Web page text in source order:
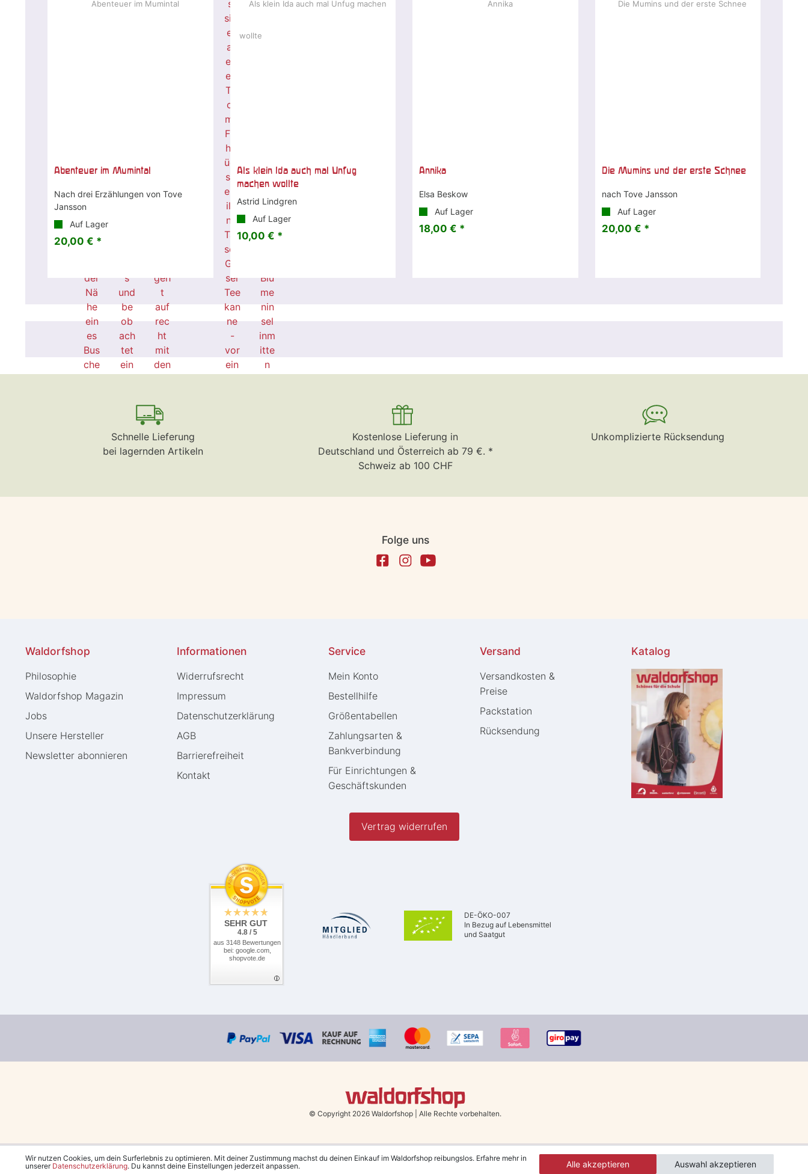
Abenteuer im Mumintal
Nach drei Erzählungen von Tove
Jansson
Auf Lager
20,00 € *
Als klein Ida auch mal Unfug
machen wollte
Astrid Lindgren
Auf Lager
10,00 € *
Annika
Elsa Beskow
Auf Lager
18,00 € *
Die Mumins und der erste Schnee
nach Tove Jansson
Auf Lager
20,00 € *
Schnelle Lieferung
bei lagernden Artikeln
Kostenlose Lieferung in
Deutschland und Österreich ab 79 €. *
Schweiz ab 100 CHF
Unkomplizierte Rücksendung
Folge uns
Waldorfshop
Philosophie
Waldorfshop Magazin
Jobs
Unsere Hersteller
Newsletter abonnieren
Informationen
Widerrufs­recht
Impressum
Daten­schutz­erklärung
AGB
Barrierefreiheit
Kontakt
Service
Mein Konto
Bestellhilfe
Größentabellen
Zahlungsarten &
Bankverbindung
Für Einrichtungen &
Geschäftskunden
Versand
Versandkosten &
Preise
Packstation
Rücksendung
Katalog
Vertrag widerrufen
SEHR GUT
4.8 / 5
aus 3148 Bewertungen
bei: google.com,
shopvote.de
DE-ÖKO-007
In Bezug auf Lebensmittel
und Saatgut
© Copyright 2026 Waldorfshop Alle Rechte vorbehalten.
*Kostenlose Lieferung in Deutschland und Österreich ab 79 €. (gilt nur für Sparversand - ausgenommen Sperrgut und Speditionsware)
Wir nutzen Cookies, um dein Surferlebnis zu optimieren. Mit deiner Zustimmung machst du deinen Einkauf im Waldorfshop reibungslos. Erfahre mehr in
unserer Daten­schutz­erklärung. Du kannst deine Einstellungen jederzeit anpassen. Alle akzeptieren Auswahl akzeptieren